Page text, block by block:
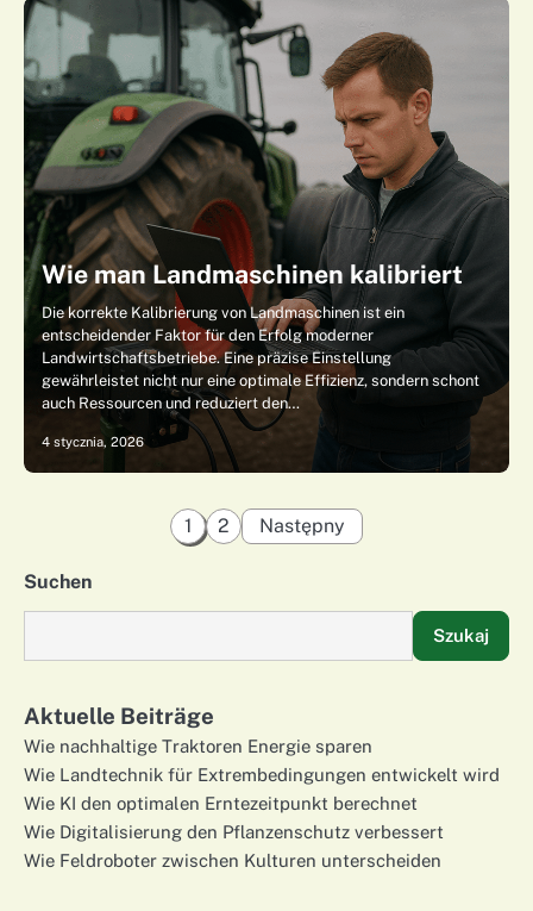
Wie man Landmaschinen kalibriert
Die korrekte Kalibrierung von Landmaschinen ist ein
entscheidender Faktor für den Erfolg moderner
Landwirtschaftsbetriebe. Eine präzise Einstellung
gewährleistet nicht nur eine optimale Effizienz, sondern schont
auch Ressourcen und reduziert den…
4 stycznia, 2026
Stronicowanie
1 2 Następny
Suchen
Szukaj
Aktuelle Beiträge
Wie nachhaltige Traktoren Energie sparen
Wie Landtechnik für Extrembedingungen entwickelt wird
Wie KI den optimalen Erntezeitpunkt berechnet
Wie Digitalisierung den Pflanzenschutz verbessert
Wie Feldroboter zwischen Kulturen unterscheiden